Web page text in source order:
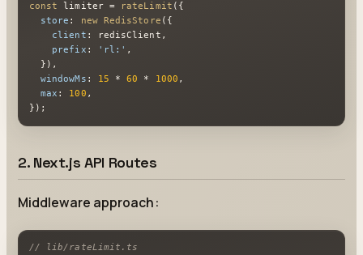
const limiter = rateLimit ({
store : new RedisStore ({
client : redisClient,
prefix : 'rl:' ,
  }),
windowMs : 15 * 60 * 1000 ,
max : 100 ,
});
2. Next.js API Routes
Middleware approach:
// lib/rateLimit.ts